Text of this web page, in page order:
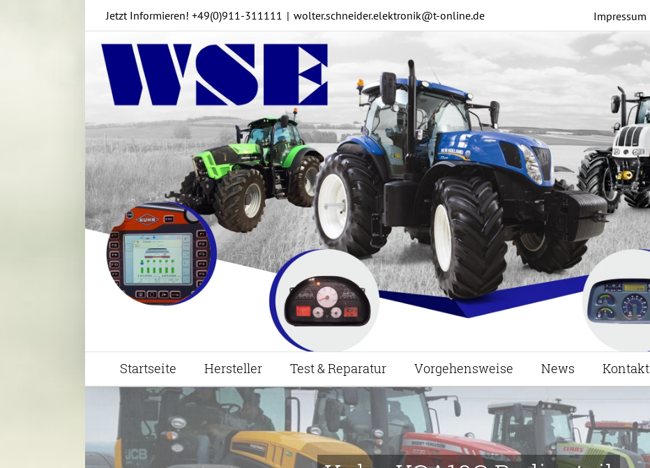
Jetzt Informieren! +49(0)911-311111 | wolter.schneider.elektronik@t-online.de Impressum
Startseite Hersteller Test & Reparatur Vorgehensweise News Kontakt